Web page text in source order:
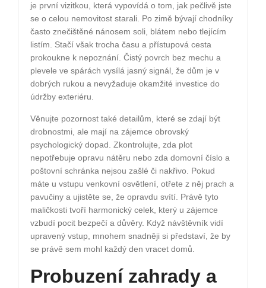
je první vizitkou, která vypovídá o tom, jak pečlivě jste
se o celou nemovitost starali. Po zimě bývají chodníky
často znečištěné nánosem soli, blátem nebo tlejícím
listím. Stačí však trocha času a přístupová cesta
prokoukne k nepoznání. Čistý povrch bez mechu a
plevele ve spárách vysílá jasný signál, že dům je v
dobrých rukou a nevyžaduje okamžité investice do
údržby exteriéru.
Věnujte pozornost také detailům, které se zdají být
drobnostmi, ale mají na zájemce obrovský
psychologický dopad. Zkontrolujte, zda plot
nepotřebuje opravu nátěru nebo zda domovní číslo a
poštovní schránka nejsou zašlé či nakřivo. Pokud
máte u vstupu venkovní osvětlení, otřete z něj prach a
pavučiny a ujistěte se, že opravdu svítí. Právě tyto
maličkosti tvoří harmonický celek, který u zájemce
vzbudí pocit bezpečí a důvěry. Když návštěvník vidí
upravený vstup, mnohem snadněji si představí, že by
se právě sem mohl každý den vracet domů.
Probuzení zahrady a